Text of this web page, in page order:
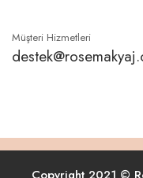
Müşteri Hizmetleri